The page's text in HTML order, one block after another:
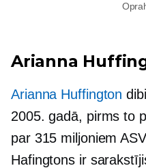
Arianna
Arianna Huffington
2005. gadā, pirms to
par 315 miljoniem
Hafingtons ir